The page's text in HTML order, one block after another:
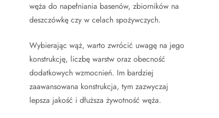
węża do napełniania basenów, zbiorników na
deszczówkę czy w celach spożywczych.
Wybierając wąż, warto zwrócić uwagę na jego
konstrukcję, liczbę warstw oraz obecność
dodatkowych wzmocnień. Im bardziej
zaawansowana konstrukcja, tym zazwyczaj
lepsza jakość i dłuższa żywotność węża.